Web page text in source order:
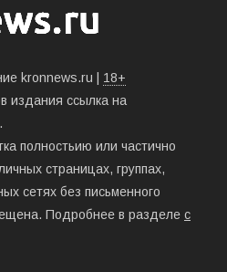
kronnews.ru | 18+
издания ссылка на
полностьию или частично
страницах, группах,
сетях без письменного
Подробнее в разделе с